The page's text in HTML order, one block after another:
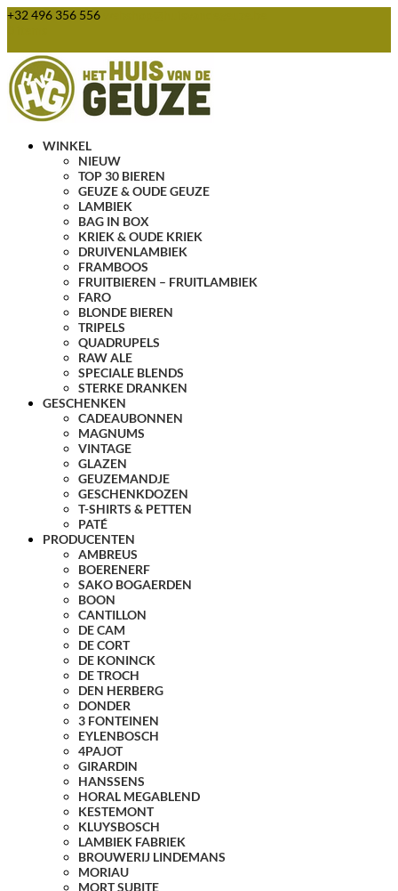
+32 496 356 556
WINKEL
NIEUW
TOP 30 BIEREN
GEUZE & OUDE GEUZE
LAMBIEK
BAG IN BOX
KRIEK & OUDE KRIEK
DRUIVENLAMBIEK
FRAMBOOS
FRUITBIEREN – FRUITLAMBIEK
FARO
BLONDE BIEREN
TRIPELS
QUADRUPELS
RAW ALE
SPECIALE BLENDS
STERKE DRANKEN
GESCHENKEN
CADEAUBONNEN
MAGNUMS
VINTAGE
GLAZEN
GEUZEMANDJE
GESCHENKDOZEN
T-SHIRTS & PETTEN
PATÉ
PRODUCENTEN
AMBREUS
BOERENERF
SAKO BOGAERDEN
BOON
CANTILLON
DE CAM
DE CORT
DE KONINCK
DE TROCH
DEN HERBERG
DONDER
3 FONTEINEN
EYLENBOSCH
4PAJOT
GIRARDIN
HANSSENS
HORAL MEGABLEND
KESTEMONT
KLUYSBOSCH
LAMBIEK FABRIEK
BROUWERIJ LINDEMANS
MORIAU
MORT SUBITE